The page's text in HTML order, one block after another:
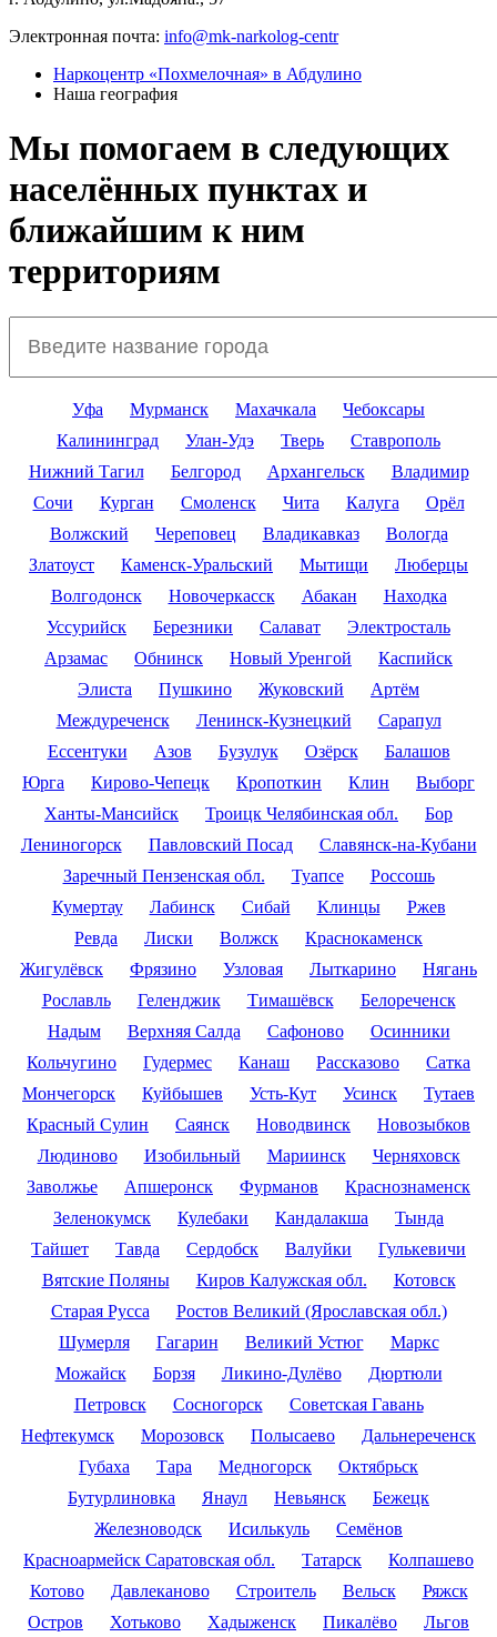
Электронная почта: info@mk-narkolog-centr
Наркоцентр «Похмелочная» в Абдулино
Наша география
Мы помогаем в следующих
населённых пунктах и
ближайшим к ним
территориям
Уфа Мурманск Махачкала
Чебоксары
Калининград
Улан-Удэ Тверь
Ставрополь
Нижний Тагил
Белгород Архангельск
Владимир
Сочи
Курган Смоленск Чита Калуга
Орёл
Волжский
Череповец Владикавказ
Вологда
Златоуст
Каменск-Уральский Мытищи
Люберцы
Волгодонск
Новочеркасск Абакан
Находка
Уссурийск
Березники Салават
Электросталь
Арзамас
Обнинск Новый Уренгой
Каспийск
Элиста
Пушкино Жуковский
Артём
Междуреченск
Ленинск-Кузнецкий
Сарапул
Ессентуки
Азов Бузулук Озёрск
Балашов
Юрга
Кирово-Чепецк Кропоткин Клин
Выборг
Ханты-Мансийск
Троицк Челябинская обл.
Бор
Лениногорск
Павловский Посад
Славянск-на-Кубани
Заречный Пензенская обл.
Туапсе
Россошь
Кумертау
Лабинск Сибай Клинцы
Ржев
Ревда
Лиски Волжск
Краснокаменск
Жигулёвск
Фрязино Узловая Лыткарино
Нягань
Рославль
Геленджик Тимашёвск
Белореченск
Надым
Верхняя Салда Сафоново
Осинники
Кольчугино
Гудермес Канаш Рассказово
Сатка
Мончегорск
Куйбышев Усть-Кут Усинск
Тутаев
Красный Сулин
Саянск Новодвинск
Новозыбков
Людиново
Изобильный Мариинск
Черняховск
Заволжье
Апшеронск Фурманов
Краснознаменск
Зеленокумск
Кулебаки Кандалакша
Тында
Тайшет
Тавда Сердобск Валуйки
Гулькевичи
Вятские Поляны
Киров Калужская обл.
Котовск
Старая Русса
Ростов Великий (Ярославская обл.)
Шумерля
Гагарин Великий Устюг
Маркс
Можайск
Борзя Ликино-Дулёво
Дюртюли
Петровск
Сосногорск
Советская Гавань
Нефтекумск
Морозовск Полысаево
Дальнереченск
Губаха
Тара Медногорск
Октябрьск
Бутурлиновка
Янаул Невьянск
Бежецк
Железноводск
Исилькуль
Семёнов
Красноармейск Саратовская обл.
Татарск
Колпашево
Котово
Давлеканово Строитель Вельск
Ряжск
Остров
Хотьково Хадыженск Пикалёво
Льгов